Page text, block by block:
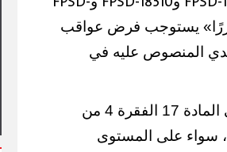
يستوجب فرض عواقب
المنصوص عليه في
80- وبناءً على ذلك، قررت الغرفة أنه، واستنادًا إلى المادة 17 الفقرة 4 من
سواء على المستوى
آلاف الزائرين يتدفقون على
وبورفؤاد في عطلة أسبوعية